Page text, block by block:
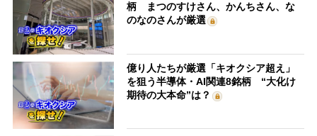
柄 まつのすけさん、かんちさん、な
のなのさんが厳選
億り人たちが厳選「キオクシア超え」
を狙う半導体・AI関連8銘柄 “大化け
期待の大本命”は？